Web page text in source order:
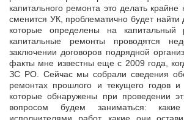
капитального ремонта это делать
сменится УК, проблематично будет найти
которые определены на
капитальные ремонты проводятся
заключении договоров подрядной
факты мне известны еще с 2009 года,
ЗС РО. Сейчас мы собрали сведения
ремонтах прошлого и текущего годов и
которые обнаружены при проведении
вопросом будем заниматься: